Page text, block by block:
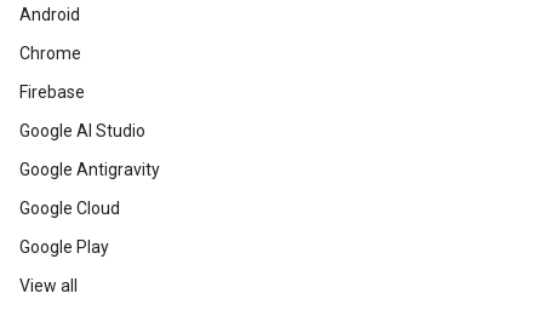
Android
Chrome
Firebase
Google AI Studio
Google Antigravity
Google Cloud
Google Play
View all